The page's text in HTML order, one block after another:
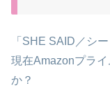
「SHE SAID／シ
現在Amazonプラ
か？